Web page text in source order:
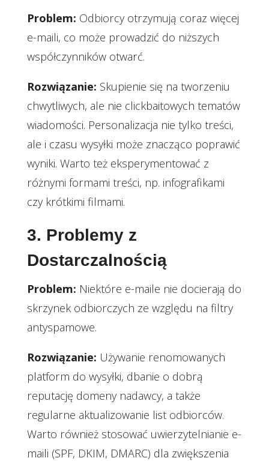
Problem: Odbiorcy otrzymują coraz więcej
e-maili, co może prowadzić do niższych
współczynników otwarć.
Rozwiązanie: Skupienie się na tworzeniu
chwytliwych, ale nie clickbaitowych tematów
wiadomości. Personalizacja nie tylko treści,
ale i czasu wysyłki może znacząco poprawić
wyniki. Warto też eksperymentować z
różnymi formami treści, np. infografikami
czy krótkimi filmami.
3. Problemy z
Dostarczalnością
Problem: Niektóre e-maile nie docierają do
skrzynek odbiorczych ze względu na filtry
antyspamowe.
Rozwiązanie: Używanie renomowanych
platform do wysyłki, dbanie o dobrą
reputację domeny nadawcy, a także
regularne aktualizowanie list odbiorców.
Warto również stosować uwierzytelnianie e-
maili (SPF, DKIM, DMARC) dla zwiększenia